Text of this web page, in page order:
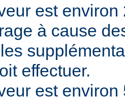
est
à cause
effectuer.
est environ